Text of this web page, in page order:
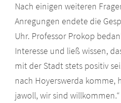
Nach einigen weiteren
Anregungen endete die
Uhr. Professor Prokop
Interesse und ließ wissen,
mit der Stadt stets positiv
nach Hoyerswerda komme,
jawoll, wir sind willkommen.“